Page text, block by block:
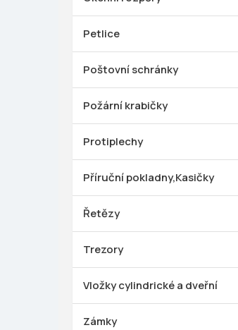
Petlice
Poštovní schránky
Požární krabičky
Protiplechy
Příruční pokladny,Kasičky
Řetězy
Trezory
Vložky cylindrické a dveřní
Zámky